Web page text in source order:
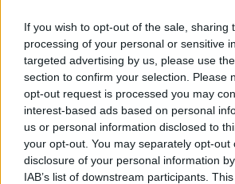
If you wish to opt-out of the sale, sharing
processing of your personal or sensitive
targeted advertising by us, please use
section to confirm your selection. Please
opt-out request is processed you may
interest-based ads based on personal
us or personal information disclosed to
your opt-out. You may separately opt-out
disclosure of your personal information
IAB’s list of downstream participants.
1700 € - 2000 € ανά μήνα καθαρά
24/07/2026
Storage Driver / Οδηγός
ΠΑΡΟΣ
Πλήρης απασχόληση